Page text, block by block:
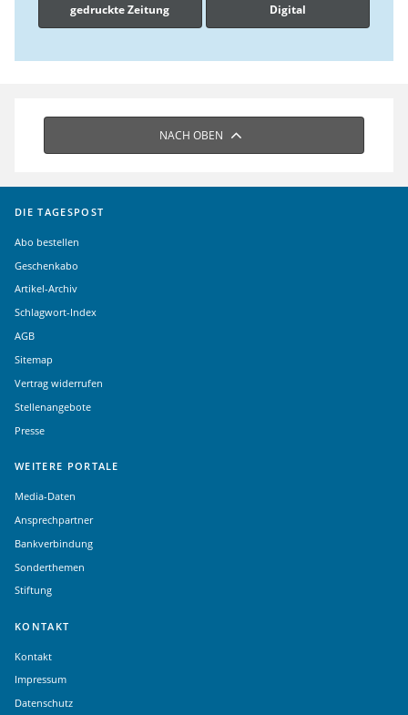
gedruckte Zeitung Digital
NACH OBEN
DIE TAGESPOST
Abo bestellen
Geschenkabo
Artikel-Archiv
Schlagwort-Index
AGB
Sitemap
Vertrag widerrufen
Stellenangebote
Presse
WEITERE PORTALE
Media-Daten
Ansprechpartner
Bankverbindung
Sonderthemen
Stiftung
KONTAKT
Kontakt
Impressum
Datenschutz